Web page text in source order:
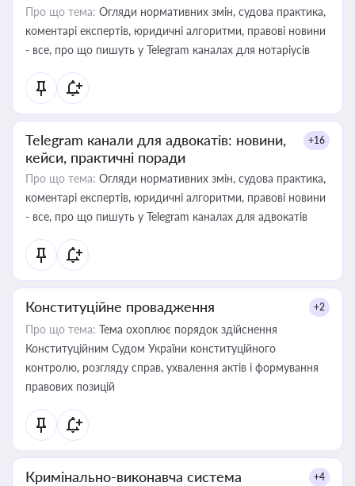
Про що тема: Огляди нормативних змін, судова практика,
коментарі експертів, юридичні алгоритми, правові новини
- все, про що пишуть у Telegram каналах для нотаріусів
Telegram канали для адвокатів: новини,
кейси, практичні поради
+16
Про що тема: Огляди нормативних змін, судова практика,
коментарі експертів, юридичні алгоритми, правові новини
- все, про що пишуть у Telegram каналах для адвокатів
Конституційне провадження +2
Про що тема: Тема охоплює порядок здійснення
Конституційним Судом України конституційного
контролю, розгляду справ, ухвалення актів і формування
правових позицій
Кримінально-виконавча система +4